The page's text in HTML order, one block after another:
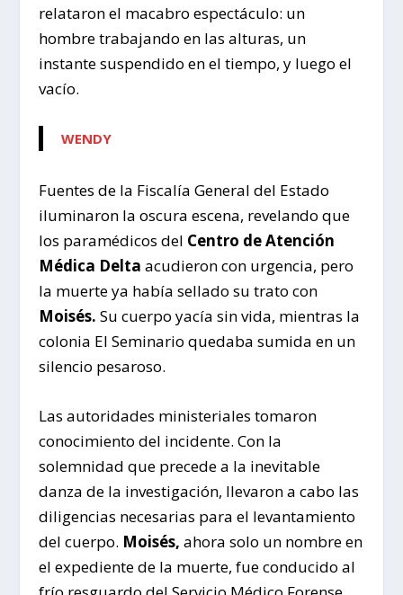
relataron el macabro espectáculo: un
hombre trabajando en las alturas, un
instante suspendido en el tiempo, y luego el
vacío.
WENDY
Fuentes de la Fiscalía General del Estado
iluminaron la oscura escena, revelando que
los paramédicos del Centro de Atención
Médica Delta acudieron con urgencia, pero
la muerte ya había sellado su trato con
Moisés. Su cuerpo yacía sin vida, mientras la
colonia El Seminario quedaba sumida en un
silencio pesaroso.
Las autoridades ministeriales tomaron
conocimiento del incidente. Con la
solemnidad que precede a la inevitable
danza de la investigación, llevaron a cabo las
diligencias necesarias para el levantamiento
del cuerpo. Moisés, ahora solo un nombre en
el expediente de la muerte, fue conducido al